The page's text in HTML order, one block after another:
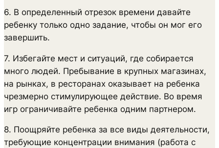
6. В определенный отрезок времени давайте
ребенку только одно задание, чтобы он мог его
завершить.
7. Избегайте мест и ситуаций, где собирается
много людей. Пребывание в крупных магазинах,
на рынках, в ресторанах оказывает на ребенка
чрезмерно стимулирующее действие. Во время
игр ограничивайте ребенка одним партнером.
8. Поощряйте ребенка за все виды деятельности,
требующие концентрации внимания (работа с